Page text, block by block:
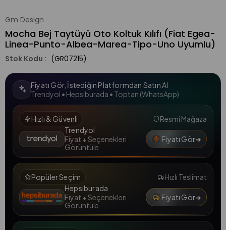
Gm Design
Mocha Bej Taytüyü Oto Koltuk Kılıfı (Fiat Egea-
Linea-Punto-Albea-Marea-Tipo-Uno Uyumlu)
(GR07215)
Fiyatı Gör, İstediğin Platformdan Satın Al
Trendyol • Hepsiburada • Toptan (WhatsApp)
Hızlı & Güvenli
Resmi Mağaza
Trendyol
Fiyat + Seçenekleri
Görüntüle
Fiyatı Gör➜
Popüler Seçim
Hızlı Teslimat
Hepsiburada
Fiyat + Seçenekleri
Görüntüle
Fiyatı Gör➜